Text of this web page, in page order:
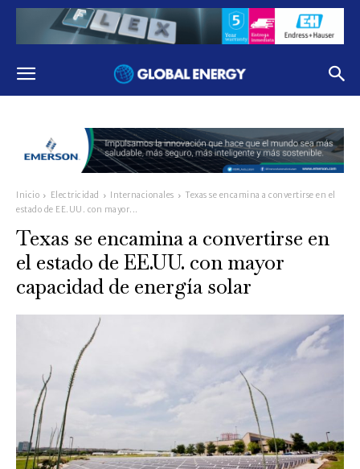
Inicio Electricidad Internacionales
Texas se encamina a convertirse en el
estado de EE.UU. con mayor...
Texas se encamina a convertirse en
el estado de EE.UU. con mayor
capacidad de energía solar